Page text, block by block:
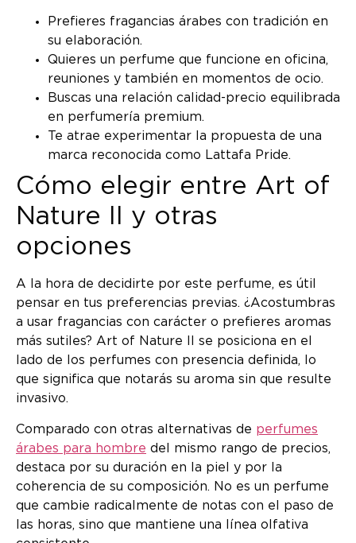
Prefieres fragancias árabes con tradición en
su elaboración.
Quieres un perfume que funcione en oficina,
reuniones y también en momentos de ocio.
Buscas una relación calidad-precio equilibrada
en perfumería premium.
Te atrae experimentar la propuesta de una
marca reconocida como Lattafa Pride.
Cómo elegir entre Art of
Nature II y otras
opciones
A la hora de decidirte por este perfume, es útil
pensar en tus preferencias previas. ¿Acostumbras
a usar fragancias con carácter o prefieres aromas
más sutiles? Art of Nature II se posiciona en el
lado de los perfumes con presencia definida, lo
que significa que notarás su aroma sin que resulte
invasivo.
Comparado con otras alternativas de perfumes
árabes para hombre del mismo rango de precios,
destaca por su duración en la piel y por la
coherencia de su composición. No es un perfume
que cambie radicalmente de notas con el paso de
las horas, sino que mantiene una línea olfativa